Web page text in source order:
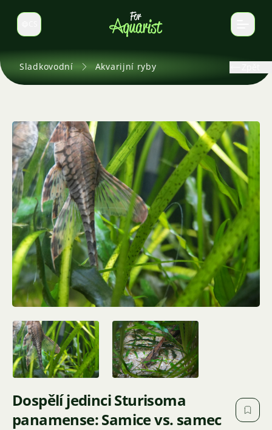
Select language
Sladkovodní Akvarijní ryby
Dospělí jedinci Sturisoma
panamense: Samice vs. samec